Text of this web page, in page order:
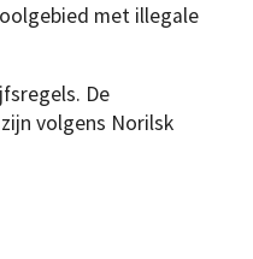
met illegale
De
volgens Norilsk